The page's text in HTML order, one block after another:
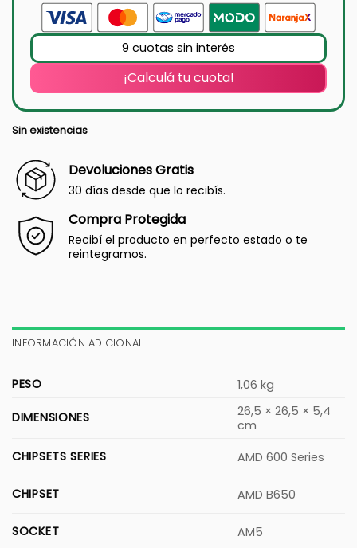
9 cuotas sin interés
¡Calculá tu cuota!
Sin existencias
Devoluciones Gratis
30 días desde que lo recibís.
Compra Protegida
Recibí el producto en perfecto estado o te
reintegramos.
INFORMACIÓN ADICIONAL
PESO 1,06 kg
DIMENSIONES
26,5 × 26,5 × 5,4
cm
CHIPSETS SERIES
AMD 600 Series
CHIPSET AMD B650
SOCKET AM5